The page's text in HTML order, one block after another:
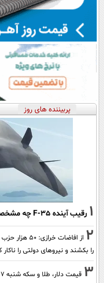
پربیننده های روز
1 رقیب آینده F-35 چه مشخصاتی دارد؟
2
از افاضات
را بکشند و نیرو‌های دولتی را ناکار
3 قیمت دلار، طلا و سکه شنبه ۱۷ مرداد ۱۴۰۵ (+جدول قیمت)